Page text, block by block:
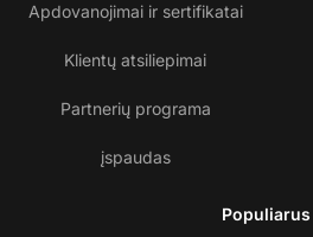
Apdovanojimai ir sertifikatai
Klientų atsiliepimai
Partnerių programa
įspaudas
Populiarus